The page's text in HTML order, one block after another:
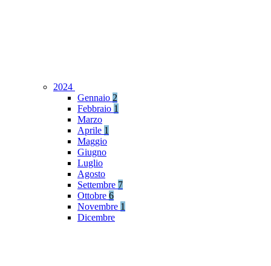
2024
Gennaio 2
Febbraio 1
Marzo
Aprile 1
Maggio
Giugno
Luglio
Agosto
Settembre 7
Ottobre 6
Novembre 1
Dicembre